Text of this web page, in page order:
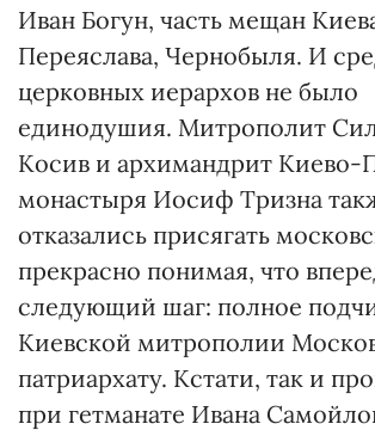
Иван Богун, часть мещан
Переяслава, Чернобыля. И
церковных иерархов не было
единодушия. Митрополит
Косив и архимандрит Киево-
монастыря Иосиф Тризна
отказались присягать
прекрасно понимая, что
следующий шаг: полное
Киевской митрополии
патриархату. Кстати, так и
при гетманате Ивана